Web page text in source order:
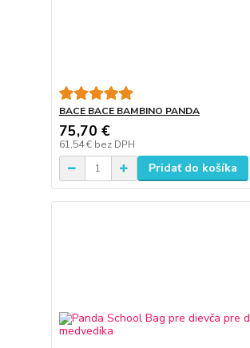
BACE BACE BAMBINO PANDA
75,70 €
61,54 € bez DPH
Pridať do košíka